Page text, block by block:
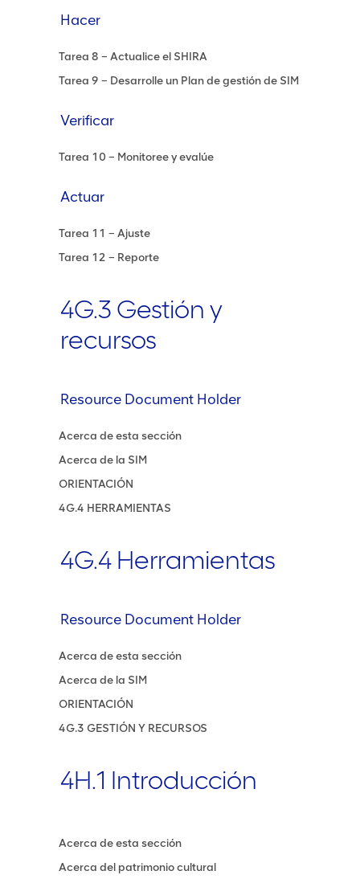
Hacer
Tarea 8 – Actualice el SHIRA
Tarea 9 – Desarrolle un Plan de gestión de SIM
Verificar
Tarea 10 – Monitoree y evalúe
Actuar
Tarea 11 – Ajuste
Tarea 12 – Reporte
4G.3 Gestión y
recursos
Resource Document Holder
Acerca de esta sección
Acerca de la SIM
ORIENTACIÓN
4G.4 HERRAMIENTAS
4G.4 Herramientas
Resource Document Holder
Acerca de esta sección
Acerca de la SIM
ORIENTACIÓN
4G.3 GESTIÓN Y RECURSOS
4H.1 Introducción
Acerca de esta sección
Acerca del patrimonio cultural